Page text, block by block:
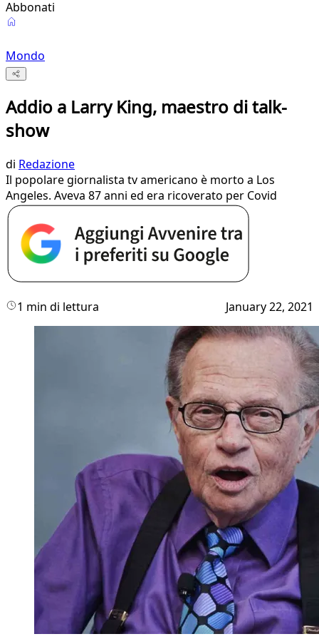
Abbonati
Mondo
Addio a Larry King, maestro di talk-
show
di Redazione
Il popolare giornalista tv americano è morto a Los
Angeles. Aveva 87 anni ed era ricoverato per Covid
1 min di lettura January 22, 2021